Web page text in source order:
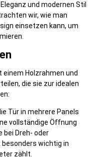
und modernen Stil
wir, wie man
einsetzen kann, um
Holzrahmen und
die sie zur idealen
Tür in mehrere Panels
vollständige Öffnung
bei Dreh- oder
wichtig in
zählt.